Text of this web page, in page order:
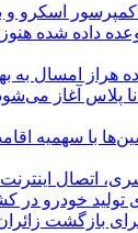
اسکرو و
وعده داده شده
هراز امسال
پلاس آغاز
اتصال اینترنت
برای بازگشت